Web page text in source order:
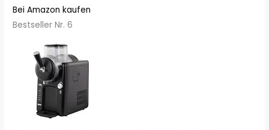
Bei Amazon kaufen
Bestseller Nr. 6